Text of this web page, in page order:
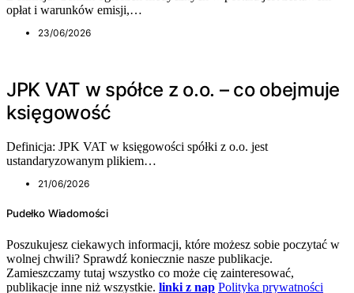
opłat i warunków emisji,…
23/06/2026
JPK VAT w spółce z o.o. – co obejmuje
księgowość
Definicja: JPK VAT w księgowości spółki z o.o. jest
ustandaryzowanym plikiem…
21/06/2026
Pudełko Wiadomości
Poszukujesz ciekawych informacji, które możesz sobie poczytać w
wolnej chwili? Sprawdź koniecznie nasze publikacje.
Zamieszczamy tutaj wszystko co może cię zainteresować,
publikacje inne niż wszystkie. linki z nap Polityka prywatności